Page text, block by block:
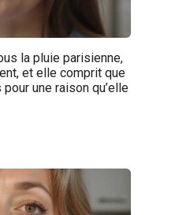
la pluie parisienne,
et elle comprit que
une raison qu’elle